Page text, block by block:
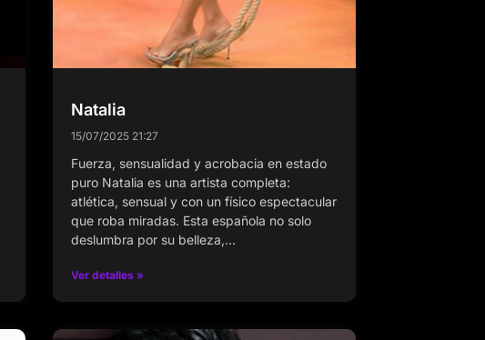
Natalia
15/07/2025 21:27
Fuerza, sensualidad y acrobacia en estado
puro Natalia es una artista completa:
atlética, sensual y con un físico espectacular
que roba miradas. Esta española no solo
deslumbra por su belleza,…
Ver detalles »